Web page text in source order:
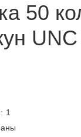
50
UNC
1